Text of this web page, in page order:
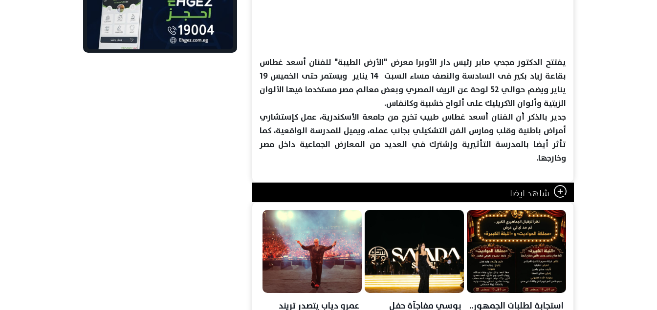
يفتتح الدكتور مجدي صابر رئيس دار الأوبرا معرض "الأرض الطيبة" للفنان أسعد غطاس
بقاعة زياد بكير فى السادسة والنصف مساء السبت 14 يناير ويستمر حتى الخميس 19
يناير ويضم حوالي 52 لوحة عن الريف المصري وبعض معالم مصر مستخدما فيها الألوان
الزيتية وألوان الاكريليك على ألواح خشبية وكانفاس.
جدير بالذكر أن الفنان أسعد غطاس طبيب تخرج من جامعة الأسكندرية، عمل كإستشاري
أمراض باطنية وقلب ومارس الفن التشكيلي بجانب عمله، ويميل للمدرسة الواقعية، كما
تأثر أيضا بالمدرسة التأثيرية وإشترك في العديد من المعارض الجماعية داخل مصر
وخارجها.
شاهد ايضا
استجابة لطلبات الجمهور..
بوسي مفاجأة حفل
عمرو دياب يتصدر تريند